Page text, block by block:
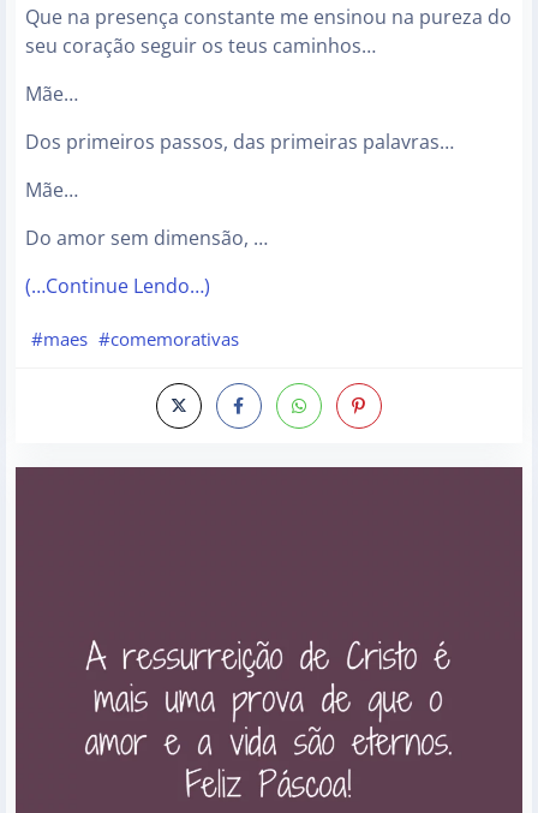
Que na presença constante me ensinou na pureza do
seu coração seguir os teus caminhos…
Mãe…
Dos primeiros passos, das primeiras palavras…
Mãe…
Do amor sem dimensão, …
(…Continue Lendo…)
#maes #comemorativas